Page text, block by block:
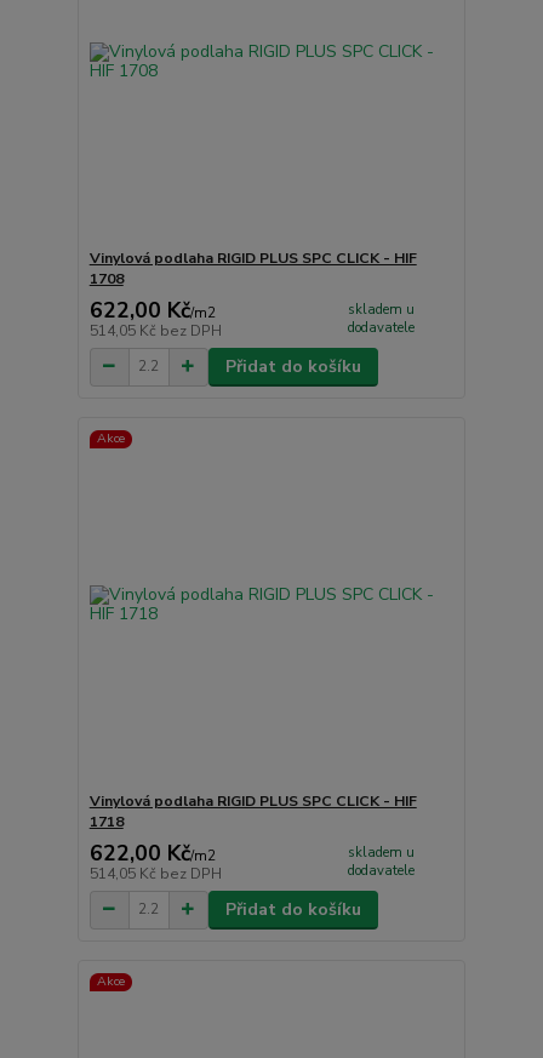
Vinylová podlaha RIGID PLUS SPC CLICK - HIF
1708
622,00 Kč/m2
514,05 Kč bez DPH
skladem u
dodavatele
Přidat do košíku
Akce
Vinylová podlaha RIGID PLUS SPC CLICK - HIF
1718
622,00 Kč/m2
514,05 Kč bez DPH
skladem u
dodavatele
Přidat do košíku
Akce